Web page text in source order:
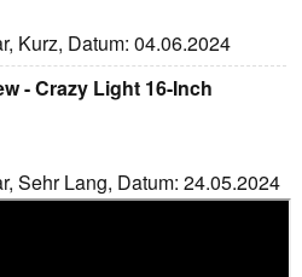
Kurz, Datum: 04.06.2024
- Crazy Light 16-Inch
Sehr Lang, Datum: 24.05.2024